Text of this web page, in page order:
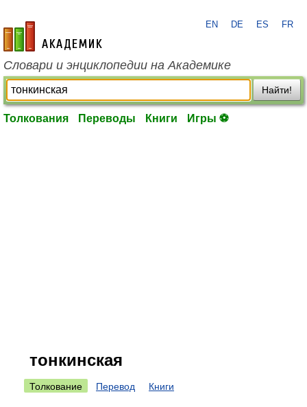
academic.ru
EN DE ES FR
Словари и энциклопедии на Академике
Найти!
Толкования Переводы Книги Игры ⚽
тонкинская
Толкование Перевод Книги